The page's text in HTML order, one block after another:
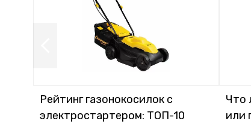
Рейтинг газонокосилок с
электростартером: ТОП-10
Что
или